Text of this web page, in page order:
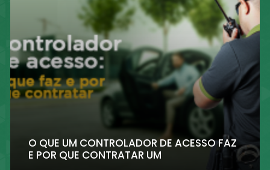
O QUE UM CONTROLADOR DE ACESSO FAZ
E POR QUE CONTRATAR UM